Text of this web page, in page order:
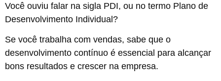
Você ouviu falar na sigla PDI, ou no termo Plano de
Desenvolvimento Individual?
Se você trabalha com vendas, sabe que o
desenvolvimento contínuo é essencial para alcançar
bons resultados e crescer na empresa.